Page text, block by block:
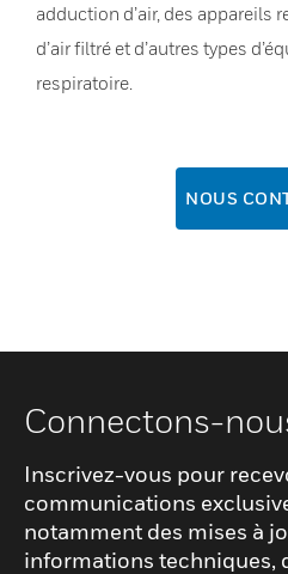
adduction d’air, des appareils
d’air filtré et d’autres types
respiratoire.
NOUS
Connectons-
Inscrivez-vous pour
communications
notamment des mises à
informations techniques,